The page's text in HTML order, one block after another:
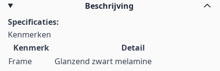
Beschrijving
Specificaties:
Kenmerken
Kenmerk
Detail
Frame
Glanzend zwart melamine